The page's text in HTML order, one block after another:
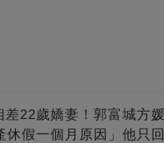
22歲嬌妻！郭富城方
休假一個月原因」他只